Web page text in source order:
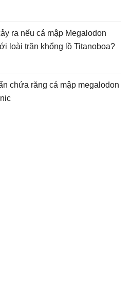
ra nếu cá mập Megalodon
loài trăn khổng lồ Titanoboa?
chứa răng cá mập megalodon